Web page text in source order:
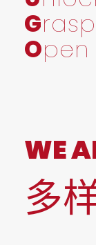
G
O
WE
多